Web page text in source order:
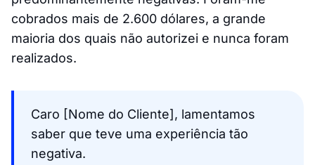
cobrados mais de 2.600 dólares, a grande
maioria dos quais não autorizei e nunca foram
realizados.
Caro [Nome do Cliente], lamentamos
saber que teve uma experiência tão
negativa.